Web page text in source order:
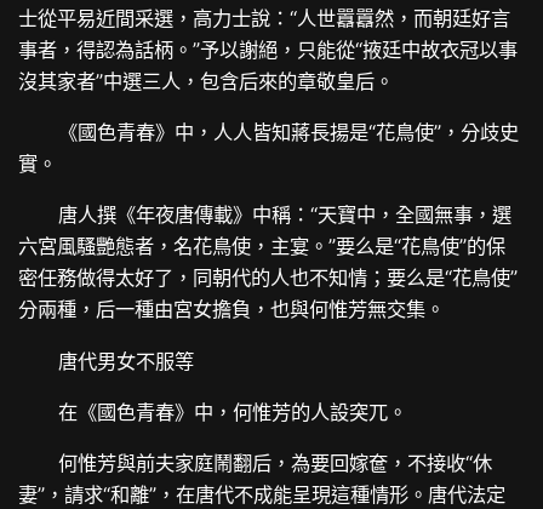
士從平易近間采選，高力士說：“人世囂囂然，而朝廷好言
事者，得認為話柄。”予以謝絕，只能從“掖廷中故衣冠以事
沒其家者”中選三人，包含后來的章敬皇后。
《國色青春》中，人人皆知蔣長揚是“花鳥使”，分歧史
實。
唐人撰《年夜唐傳載》中稱：“天寶中，全國無事，選
六宮風騷艷態者，名花鳥使，主宴。”要么是“花鳥使”的保
密任務做得太好了，同朝代的人也不知情；要么是“花鳥使”
分兩種，后一種由宮女擔負，也與何惟芳無交集。
唐代男女不服等
在《國色青春》中，何惟芳的人設突兀。
何惟芳與前夫家庭鬧翻后，為要回嫁奩，不接收“休
妻”，請求“和離”，在唐代不成能呈現這種情形。唐代法定